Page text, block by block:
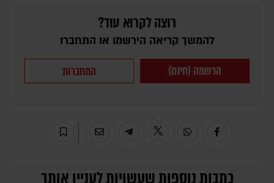
רוצה לקרוא עוד?
להמשך קריאה הירשמו או התחברו
הרשמה (חינם) התחברות
כתבות נוספות שעשויות לעניין אותך